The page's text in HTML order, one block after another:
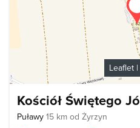
Leaflet
Kościół Świętego
Puławy 15 km od Żyrzyn